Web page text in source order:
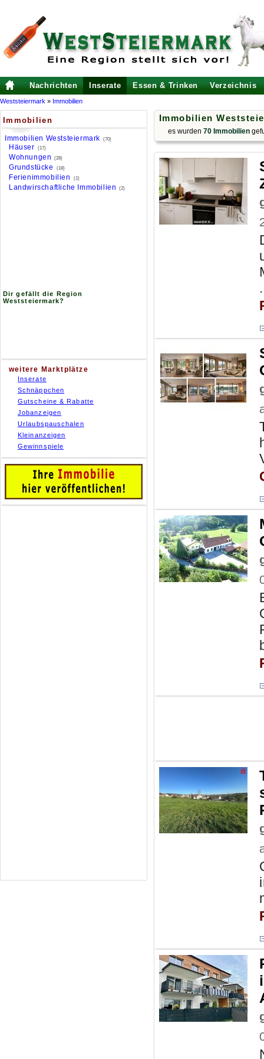
Nachrichten Inserate Essen & Trinken Verzeichnis
Weststeiermark » Immobilien
Immobilien
Immobilien Weststeiermark (70)
Häuser (17)
Wohnungen (28)
Grundstücke (18)
Ferienimmobilien (1)
Landwirschaftliche Immobilien (2)
Dir gefällt die Region
Weststeiermark?
weitere Marktplätze
Inserate
Schnäppchen
Gutscheine & Rabatte
Jobanzeigen
Urlaubspauschalen
Kleinanzeigen
Gewinnspiele
Immobilien
es wurden 70 Immobilien